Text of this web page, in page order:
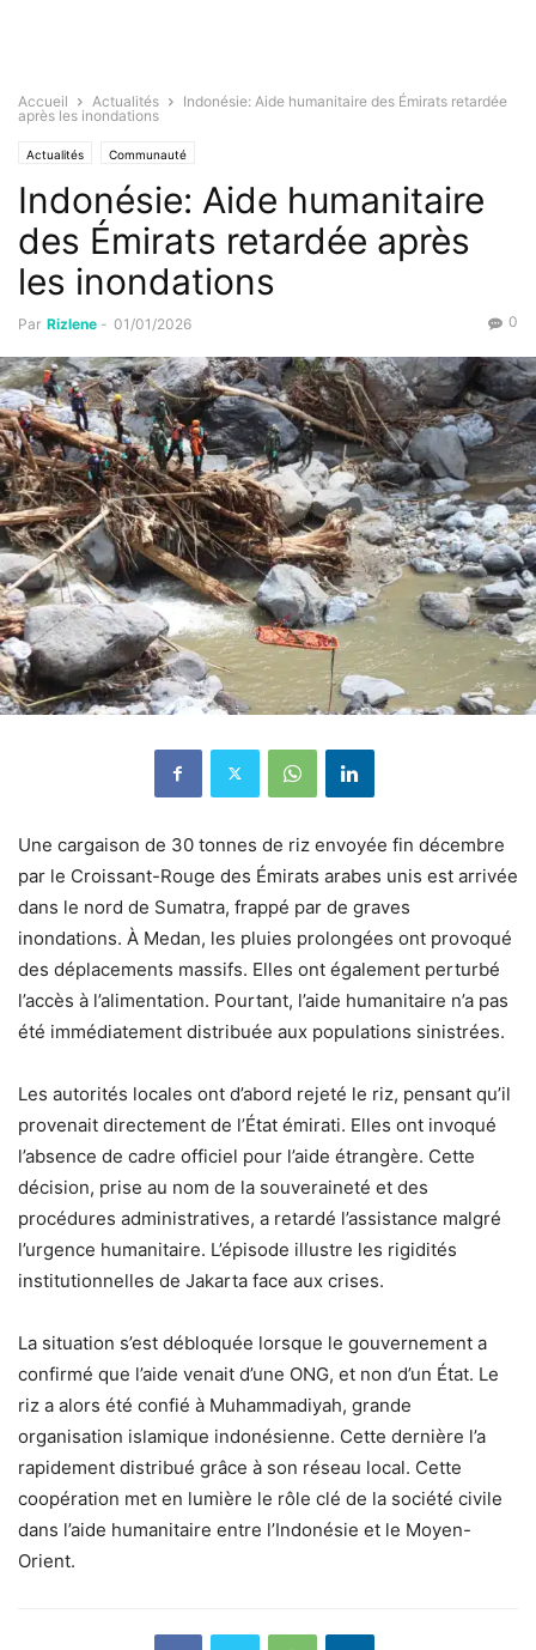
Accueil Actualités
Indonésie: Aide humanitaire des Émirats retardée
après les inondations
Actualités Communauté
Indonésie: Aide humanitaire
des Émirats retardée après
les inondations
Par Rizlene - 01/01/2026 0
Une cargaison de 30 tonnes de riz envoyée fin décembre
par le Croissant-Rouge des Émirats arabes unis est arrivée
dans le nord de Sumatra, frappé par de graves
inondations. À Medan, les pluies prolongées ont provoqué
des déplacements massifs. Elles ont également perturbé
l’accès à l’alimentation. Pourtant, l’aide humanitaire n’a pas
été immédiatement distribuée aux populations sinistrées.
Les autorités locales ont d’abord rejeté le riz, pensant qu’il
provenait directement de l’État émirati. Elles ont invoqué
l’absence de cadre officiel pour l’aide étrangère. Cette
décision, prise au nom de la souveraineté et des
procédures administratives, a retardé l’assistance malgré
l’urgence humanitaire. L’épisode illustre les rigidités
institutionnelles de Jakarta face aux crises.
La situation s’est débloquée lorsque le gouvernement a
confirmé que l’aide venait d’une ONG, et non d’un État. Le
riz a alors été confié à Muhammadiyah, grande
organisation islamique indonésienne. Cette dernière l’a
rapidement distribué grâce à son réseau local. Cette
coopération met en lumière le rôle clé de la société civile
dans l’aide humanitaire entre l’Indonésie et le Moyen-
Orient.